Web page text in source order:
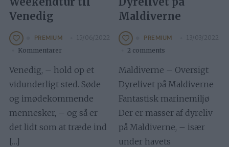
Venedig
PREMIUM
15/06/2022
Kommentarer
Venedig, – hold op et
vidunderligt sted. Søde
og imødekommende
mennesker, – og så er
det lidt som at træde ind
[…]
Maldiverne
PREMIUM
13/03/2022
2 comments
Maldiverne – Oversigt
Dyrelivet på Maldiverne
Fantastisk marinemiljø
Der er masser af dyreliv
på Maldiverne, – især
under havets